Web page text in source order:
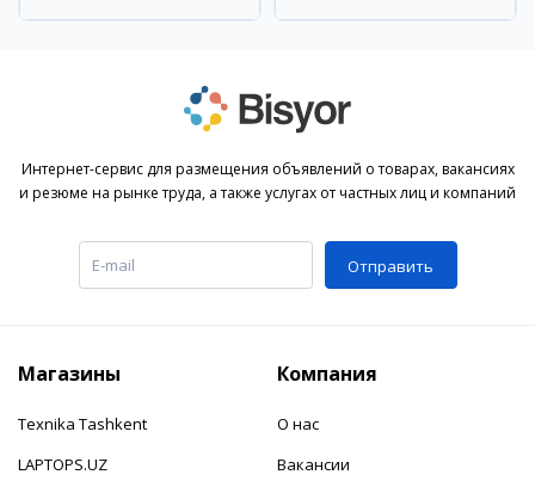
Интернет-сервис для размещения объявлений о товарах, вакансиях
и резюме на рынке труда, а также услугах от частных лиц и компаний
Отправить
Магазины
Texnika Tashkent
LAPTOPS.UZ
Компания
О нас
Вакансии